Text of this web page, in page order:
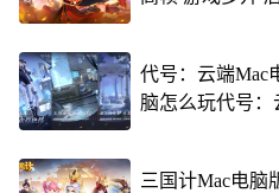
代号：云端Mac
脑怎么玩代号：
三国计Mac电脑